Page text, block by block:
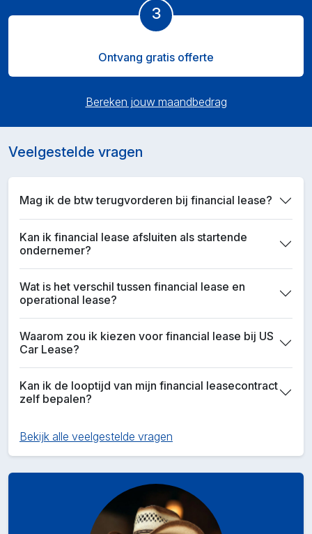
3
Ontvang gratis offerte
Bereken jouw maandbedrag
Veelgestelde vragen
Mag ik de btw terugvorderen bij financial lease?
Kan ik financial lease afsluiten als startende
ondernemer?
Wat is het verschil tussen financial lease en
operational lease?
Waarom zou ik kiezen voor financial lease bij US
Car Lease?
Kan ik de looptijd van mijn financial leasecontract
zelf bepalen?
Bekijk alle veelgestelde vragen